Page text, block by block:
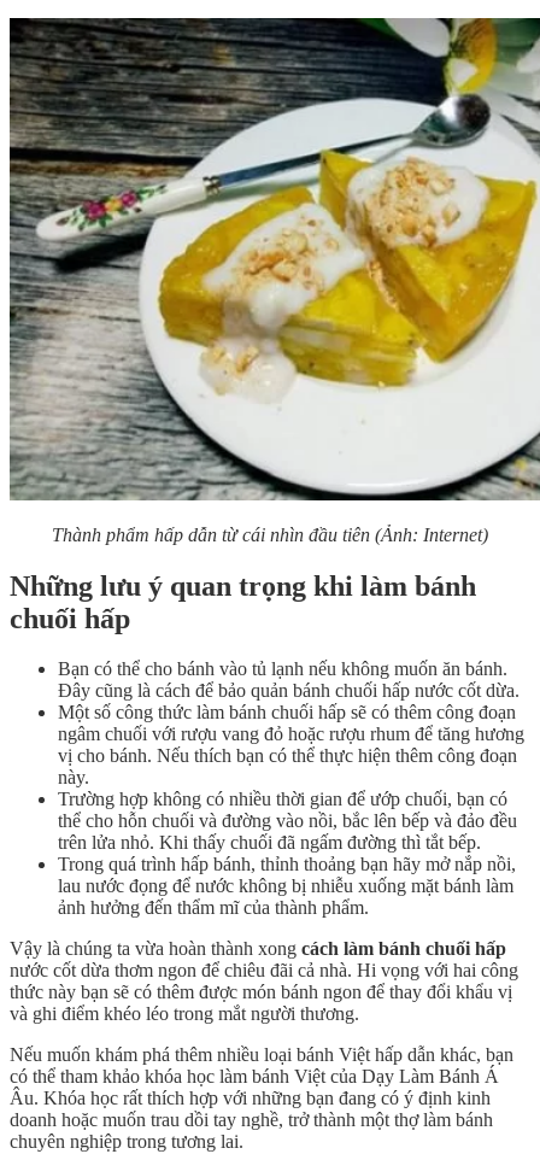
Thành phẩm hấp dẫn từ cái nhìn đầu tiên (Ảnh: Internet)
Những lưu ý quan trọng khi làm bánh
chuối hấp
Bạn có thể cho bánh vào tủ lạnh nếu không muốn ăn bánh.
Đây cũng là cách để bảo quản bánh chuối hấp nước cốt dừa.
Một số công thức làm bánh chuối hấp sẽ có thêm công đoạn
ngâm chuối với rượu vang đỏ hoặc rượu rhum để tăng hương
vị cho bánh. Nếu thích bạn có thể thực hiện thêm công đoạn
này.
Trường hợp không có nhiều thời gian để ướp chuối, bạn có
thể cho hỗn chuối và đường vào nồi, bắc lên bếp và đảo đều
trên lửa nhỏ. Khi thấy chuối đã ngấm đường thì tắt bếp.
Trong quá trình hấp bánh, thỉnh thoảng bạn hãy mở nắp nồi,
lau nước đọng để nước không bị nhiễu xuống mặt bánh làm
ảnh hưởng đến thẩm mĩ của thành phẩm.
Vậy là chúng ta vừa hoàn thành xong cách làm bánh chuối hấp
nước cốt dừa thơm ngon để chiêu đãi cả nhà. Hi vọng với hai công
thức này bạn sẽ có thêm được món bánh ngon để thay đổi khẩu vị
và ghi điểm khéo léo trong mắt người thương.
Nếu muốn khám phá thêm nhiều loại bánh Việt hấp dẫn khác, bạn
có thể tham khảo khóa học làm bánh Việt của Dạy Làm Bánh Á
Âu. Khóa học rất thích hợp với những bạn đang có ý định kinh
doanh hoặc muốn trau dồi tay nghề, trở thành một thợ làm bánh
chuyên nghiệp trong tương lai.